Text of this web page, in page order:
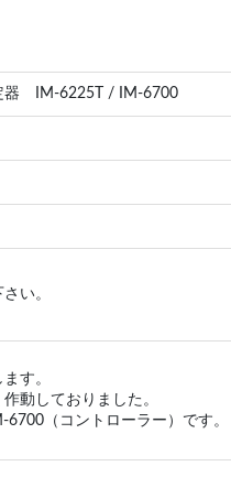
器 IM-6225T / IM-6700
い。
す。
動しておりました。
6700（コントローラー）です。